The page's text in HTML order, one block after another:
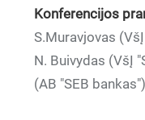
Konferencijos
S.Muravjovas
N. Buivydas (VšĮ
(AB "SEB